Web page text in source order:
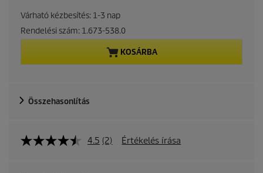
n
t
p
r
d
Várható kézbesítés: 1-3 nap
Rendelési szám: 1.673-538.0
KOSÁRBA
Összehasonlítás
4.5 (2) Értékelés írása